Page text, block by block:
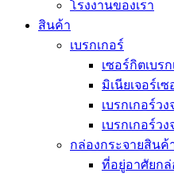
โรงงานของเรา
สินค้า
เบรกเกอร์
เซอร์กิตเบร
มิเนียเจอร์เ
เบรกเกอร์ว
เบรกเกอร์ว
กล่องกระจายสินค้
ที่อยู่อาศัยกล่